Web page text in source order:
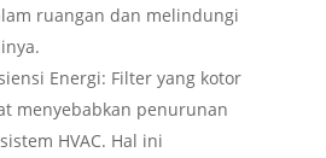
ruangan dan melindungi
Energi: Filter yang kotor
menyebabkan penurunan
HVAC. Hal ini